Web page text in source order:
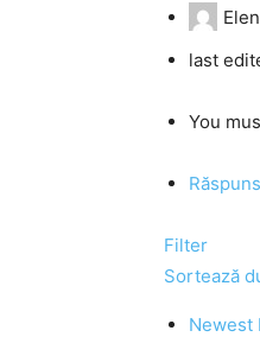
last
You
Filter
Sortează
Newest